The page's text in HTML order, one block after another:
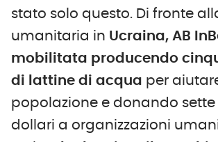
stato solo questo. Di fronte
umanitaria in Ucraina, AB
mobilitata producendo
di lattine di acqua per
popolazione e donando
dollari a organizzazioni